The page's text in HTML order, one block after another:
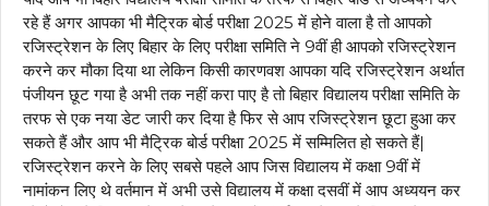
रहे हैं अगर आपका भी मैट्रिक बोर्ड परीक्षा 2025 में होने वाला है तो आपको
रजिस्ट्रेशन के लिए बिहार के लिए परीक्षा समिति ने 9वीं ही आपको रजिस्ट्रेशन
करने कर मौका दिया था लेकिन किसी कारणवश आपका यदि रजिस्ट्रेशन अर्थात
पंजीयन छूट गया है अभी तक नहीं करा पाए है तो बिहार विद्यालय परीक्षा समिति के
तरफ से एक नया डेट जारी कर दिया है फिर से आप रजिस्ट्रेशन छूटा हुआ कर
सकते हैं और आप भी मैट्रिक बोर्ड परीक्षा 2025 में सम्मिलित हो सकते हैं|
रजिस्ट्रेशन करने के लिए सबसे पहले आप जिस विद्यालय में कक्षा 9वीं में
नामांकन लिए थे वर्तमान में अभी उसे विद्यालय में कक्षा दसवीं में आप अध्ययन कर